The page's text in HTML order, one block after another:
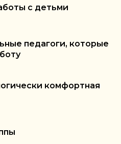
с детьми
педагоги, которые
комфортная